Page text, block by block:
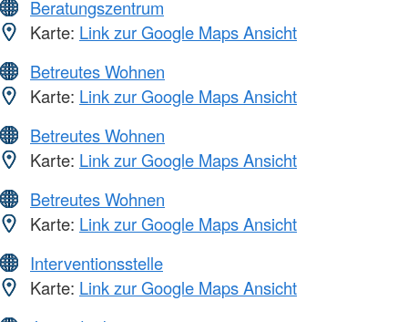
Beratungszentrum
Karte: Link zur Google Maps Ansicht
Betreutes Wohnen
Karte: Link zur Google Maps Ansicht
Betreutes Wohnen
Karte: Link zur Google Maps Ansicht
Betreutes Wohnen
Karte: Link zur Google Maps Ansicht
Interventionsstelle
Karte: Link zur Google Maps Ansicht